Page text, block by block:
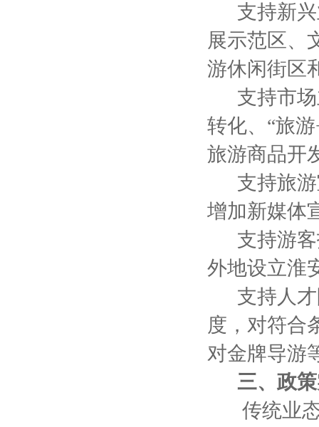
支持新兴
展示范区、
游休闲街区
支持市场
转化、“旅
旅游商品开
支持旅游
增加新媒体
支持游客
外地设立淮
支持人才
度，对符合
对金牌导游
三、政策
传统业态